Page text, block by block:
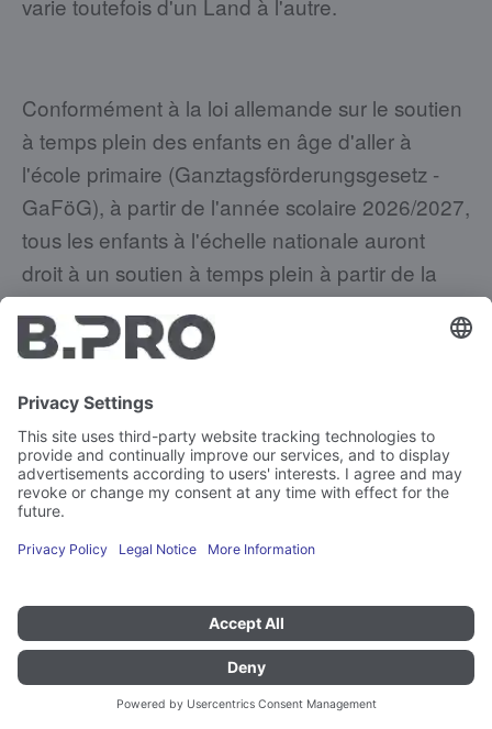
Conformément à la loi allemande sur le soutien
à temps plein des enfants en âge d'aller à
l'école primaire (Ganztagsförderungsgesetz -
GaFöG), à partir de l'année scolaire 2026/2027,
tous les enfants à l'échelle nationale auront
droit à un soutien à temps plein à partir de la
première classe. Cela aura des répercussions
sur les réglementations relatives à la
Qui paie le déjeuner à l'école ?
Combien d'enfants mangent à
l'école ?